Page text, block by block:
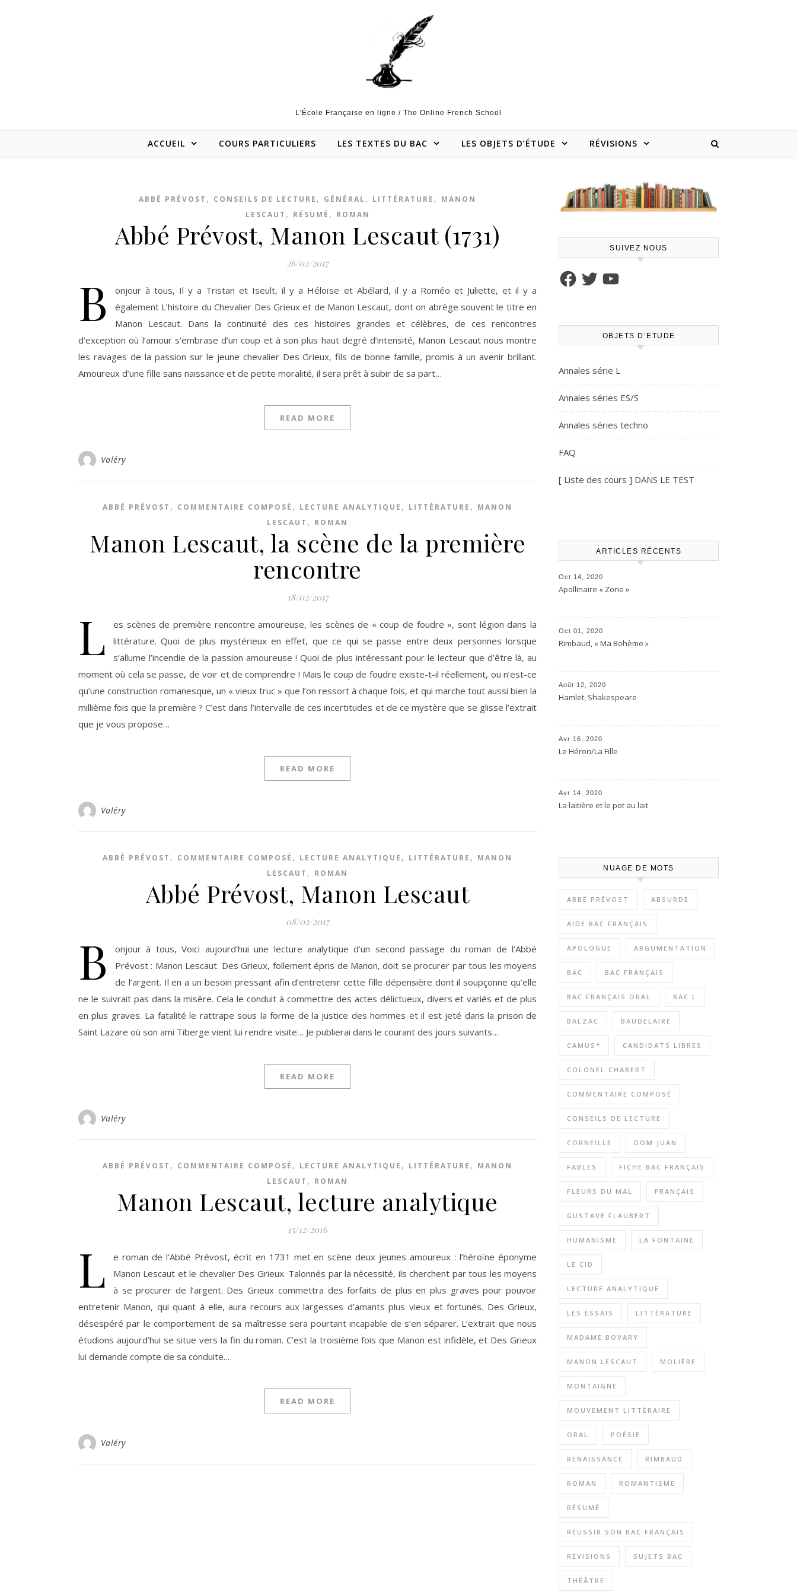
L'École Française en ligne / The Online French School
ACCUEIL COURS PARTICULIERS LES TEXTES DU BAC LES OBJETS D’ÉTUDE RÉVISIONS
ABBÉ PRÉVOST , CONSEILS DE LECTURE , GÉNÉRAL, LITTÉRATURE , MANON
LESCAUT , RÉSUMÉ , ROMAN
Abbé Prévost, Manon Lescaut (1731)
26/02/2017
B
onjour à tous, Il y a Tristan et Iseult, il y a Héloïse et Abélard, il y a Roméo et Juliette, et il y a
également L’histoire du Chevalier Des Grieux et de Manon Lescaut, dont on abrège souvent le titre en
Manon Lescaut. Dans la continuité des ces histoires grandes et célèbres, de ces rencontres
d’exception où l’amour s’embrase d’un coup et à son plus haut degré d’intensité, Manon Lescaut nous montre
les ravages de la passion sur le jeune chevalier Des Grieux, fils de bonne famille, promis à un avenir brillant.
Amoureux d’une fille sans naissance et de petite moralité, il sera prêt à subir de sa part…
READ MORE
Valéry
ABBÉ PRÉVOST , COMMENTAIRE COMPOSÉ , LECTURE ANALYTIQUE , LITTÉRATURE , MANON
LESCAUT , ROMAN
Manon Lescaut, la scène de la première
rencontre
18/02/2017
L
es scènes de première rencontre amoureuse, les scènes de « coup de foudre », sont légion dans la
littérature. Quoi de plus mystérieux en effet, que ce qui se passe entre deux personnes lorsque
s’allume l’incendie de la passion amoureuse ! Quoi de plus intéressant pour le lecteur que d’être là, au
moment où cela se passe, de voir et de comprendre ! Mais le coup de foudre existe-t-il réellement, ou n’est-ce
qu’une construction romanesque, un « vieux truc » que l’on ressort à chaque fois, et qui marche tout aussi bien la
millième fois que la première ? C’est dans l’intervalle de ces incertitudes et de ce mystère que se glisse l’extrait
que je vous propose…
READ MORE
Valéry
ABBÉ PRÉVOST , COMMENTAIRE COMPOSÉ , LECTURE ANALYTIQUE , LITTÉRATURE , MANON
LESCAUT , ROMAN
Abbé Prévost, Manon Lescaut
08/02/2017
B
onjour à tous, Voici aujourd’hui une lecture analytique d’un second passage du roman de l’Abbé
Prévost : Manon Lescaut. Des Grieux, follement épris de Manon, doit se procurer par tous les moyens
de l’argent. Il en a un besoin pressant afin d’entretenir cette fille dépensière dont il soupçonne qu’elle
ne le suivrait pas dans la misère. Cela le conduit à commettre des actes délictueux, divers et variés et de plus
en plus graves. La fatalité le rattrape sous la forme de la justice des hommes et il est jeté dans la prison de
Saint Lazare où son ami Tiberge vient lui rendre visite… Je publierai dans le courant des jours suivants…
READ MORE
Valéry
ABBÉ PRÉVOST , COMMENTAIRE COMPOSÉ , LECTURE ANALYTIQUE , LITTÉRATURE , MANON
LESCAUT , ROMAN
Manon Lescaut, lecture analytique
15/12/2016
L
e roman de l’Abbé Prévost, écrit en 1731 met en scène deux jeunes amoureux : l’héroïne éponyme
Manon Lescaut et le chevalier Des Grieux. Talonnés par la nécessité, ils cherchent par tous les moyens
à se procurer de l’argent. Des Grieux commettra des forfaits de plus en plus graves pour pouvoir
entretenir Manon, qui quant à elle, aura recours aux largesses d’amants plus vieux et fortunés. Des Grieux,
désespéré par le comportement de sa maîtresse sera pourtant incapable de s’en séparer. L’extrait que nous
étudions aujourd’hui se situe vers la fin du roman. C’est la troisième fois que Manon est infidèle, et Des Grieux
lui demande compte de sa conduite.…
READ MORE
Valéry
SUIVEZ NOUS
FacebookTwitterYouTube
OBJETS D’ETUDE
Annales série L
Annales séries ES/S
Annales séries techno
FAQ
[ Liste des cours ] DANS LE TEST
ARTICLES RÉCENTS
Oct 14, 2020
Apollinaire « Zone »
Oct 01, 2020
Rimbaud, « Ma Bohème »
Août 12, 2020
Hamlet, Shakespeare
Avr 16, 2020
Le Héron/La Fille
Avr 14, 2020
La laitière et le pot au lait
NUAGE DE MOTS
ABBÉ PRÉVOST ABSURDE
AIDE BAC FRANÇAIS
APOLOGUE ARGUMENTATION
BAC BAC FRANÇAIS
BAC FRANÇAIS ORAL BAC L
BALZAC BAUDELAIRE
CAMUS* CANDIDATS LIBRES
COLONEL CHABERT
COMMENTAIRE COMPOSÉ
CONSEILS DE LECTURE
CORNEILLE DOM JUAN
FABLES FICHE BAC FRANÇAIS
FLEURS DU MAL FRANÇAIS
GUSTAVE FLAUBERT
HUMANISME LA FONTAINE
LE CID
LECTURE ANALYTIQUE
LES ESSAIS LITTÉRATURE
MADAME BOVARY
MANON LESCAUT MOLIÈRE
MONTAIGNE
MOUVEMENT LITTÉRAIRE
ORAL POÉSIE
RENAISSANCE RIMBAUD
ROMAN ROMANTISME
RÉSUMÉ
RÉUSSIR SON BAC FRANÇAIS
RÉVISIONS SUJETS BAC
THÉÂTRE